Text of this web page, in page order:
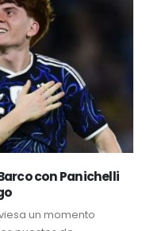
con Panichelli
un momento